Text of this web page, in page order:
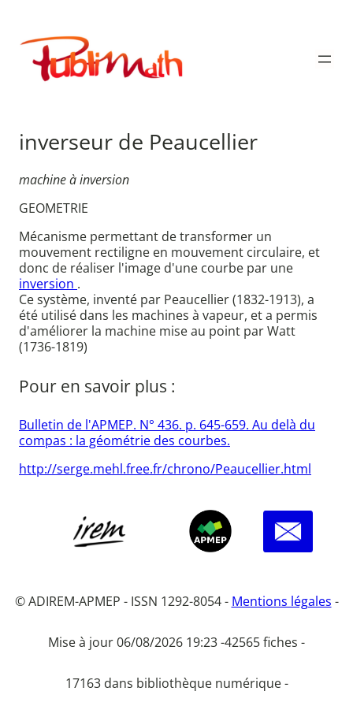
contenu
Publimath
inverseur de Peaucellier
machine à inversion
GEOMETRIE
Mécanisme permettant de transformer un
mouvement rectiligne en mouvement circulaire, et
donc de réaliser l'image d'une courbe par une
inversion .
Ce système, inventé par Peaucellier (1832-1913), a
été utilisé dans les machines à vapeur, et a permis
d'améliorer la machine mise au point par Watt
(1736-1819)
Pour en savoir plus :
Bulletin de l'APMEP. N° 436. p. 645-659. Au delà du
compas : la géométrie des courbes.
http://serge.mehl.free.fr/chrono/Peaucellier.html
© ADIREM-APMEP - ISSN 1292-8054 - Mentions légales -
Mise à jour 06/08/2026 19:23 -42565 fiches -
17163 dans bibliothèque numérique -